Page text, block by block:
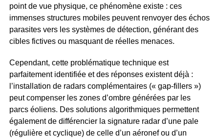
point de vue physique, ce phénomène existe : ces
immenses structures mobiles peuvent renvoyer des échos
parasites vers les systèmes de détection, générant des
cibles fictives ou masquant de réelles menaces.
Cependant, cette problématique technique est
parfaitement identifiée et des réponses existent déjà :
l’installation de radars complémentaires (« gap-fillers »)
peut compenser les zones d’ombre générées par les
parcs éoliens. Des solutions algorithmiques permettent
également de différencier la signature radar d’une pale
(régulière et cyclique) de celle d’un aéronef ou d’un